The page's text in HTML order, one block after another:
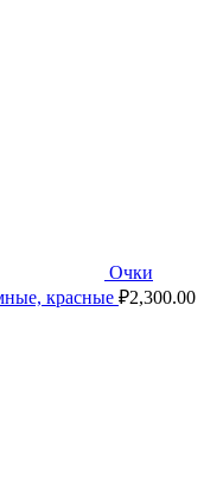
Очки
красные ₽2,300.00